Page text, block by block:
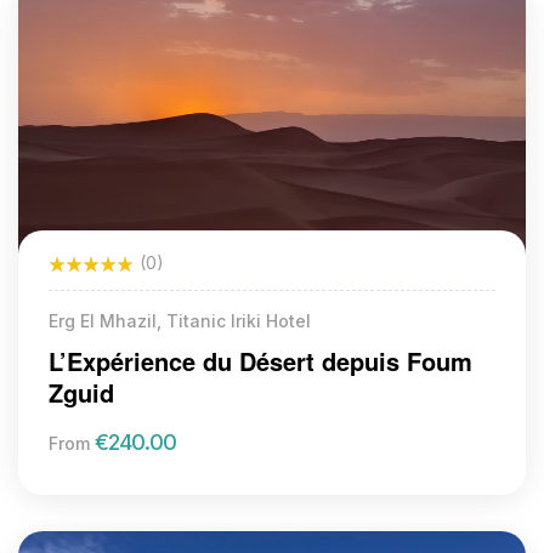
(0)
Erg El Mhazil, Titanic Iriki Hotel
L’Expérience du Désert depuis Foum
Zguid
From €240.00